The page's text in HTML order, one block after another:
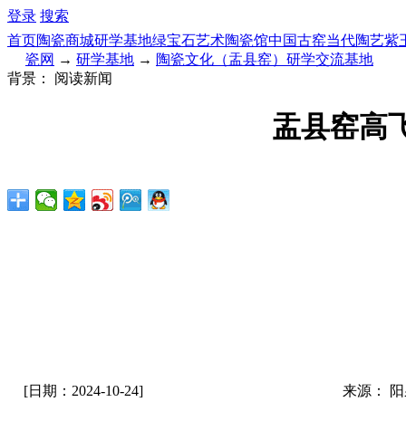
登录 搜索
首页陶瓷商城研学基地绿宝石艺术陶瓷馆中国古窑当代陶艺紫
瓷网 → 研学基地 → 陶瓷文化（盂县窑）研学交流基地
背景：
阅读新闻
盂县窑高
[日期：2024-10-24] 来源：